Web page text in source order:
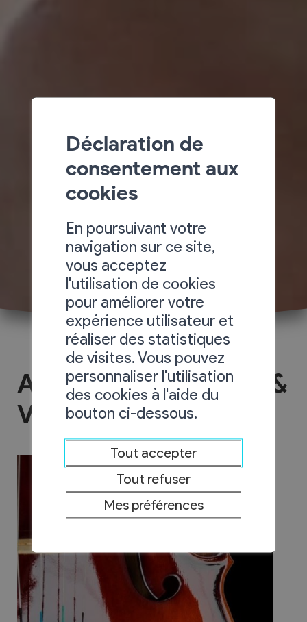
Association Musique &
Vin
Déclaration de
consentement aux
cookies
En poursuivant votre
navigation sur ce site,
vous acceptez
l'utilisation de cookies
pour améliorer votre
expérience utilisateur et
réaliser des statistiques
de visites. Vous pouvez
personnaliser l'utilisation
des cookies à l'aide du
bouton ci-dessous.
Tout accepter
Tout refuser
Mes préférences